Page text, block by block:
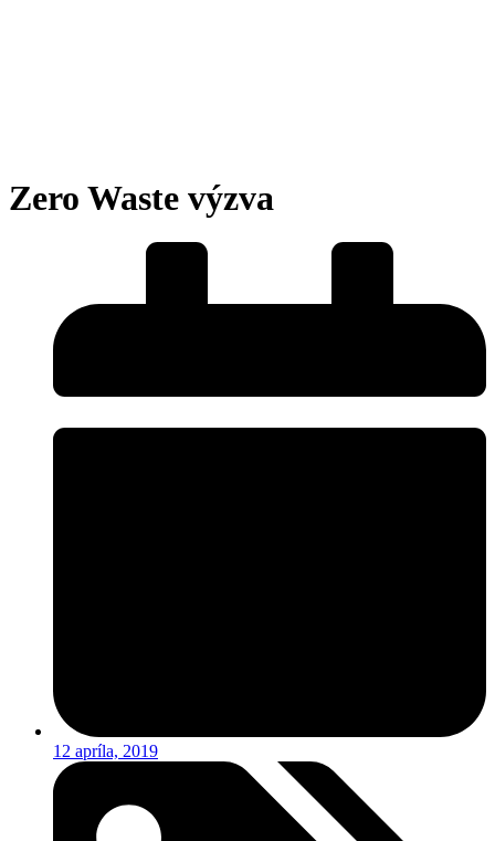
Zero Waste výzva
12 apríla, 2019